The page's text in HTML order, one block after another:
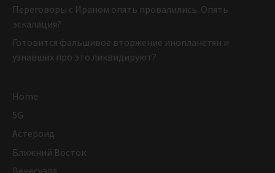
Переговоры с Ираном опять провалились. Опять
эскалация?
Готовится фальшивое вторжение инопланетян и
узнавших про это ликвидируют?
Home
5G
Астероид
Ближний Восток
Венесуэла